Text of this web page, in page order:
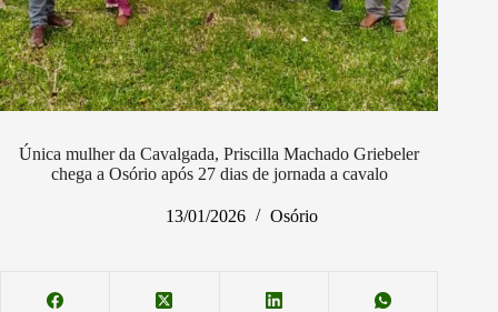
Única mulher da Cavalgada, Priscilla Machado Griebeler
chega a Osório após 27 dias de jornada a cavalo
13/01/2026 Osório